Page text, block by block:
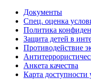
Документы
Спец. оценка
Политика
Защита детей в
Противодействие
Анкета качества
Карта